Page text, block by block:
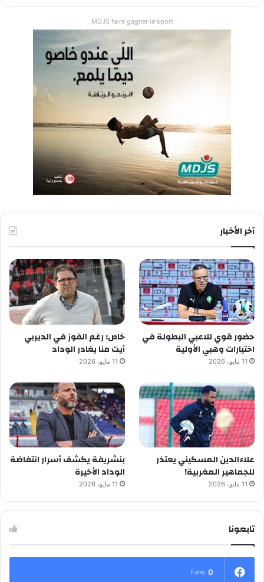
MDJS faire gagner le sport
آخر الأخبار
حضور قوي للاعبي البطولة في
اختيارات وهبي الأولية
11 مايو، 2026
خاص: رغم الفوز في الديربي
أيت منا يغادر الوداد
11 مايو، 2026
علاءالدين المسكيني يعتذر
للجماهير المغربية!
11 مايو، 2026
بنشريفة يكشف أسرار انتفاضة
الوداد الأخيرة
11 مايو، 2026
تابعونا
0
Fans